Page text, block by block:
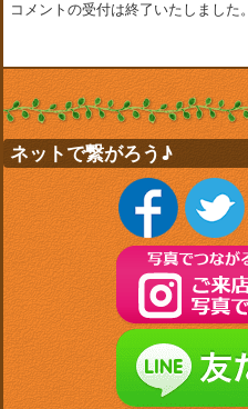
コメントの受付は終了いたしました。
ネットで繋がろう♪